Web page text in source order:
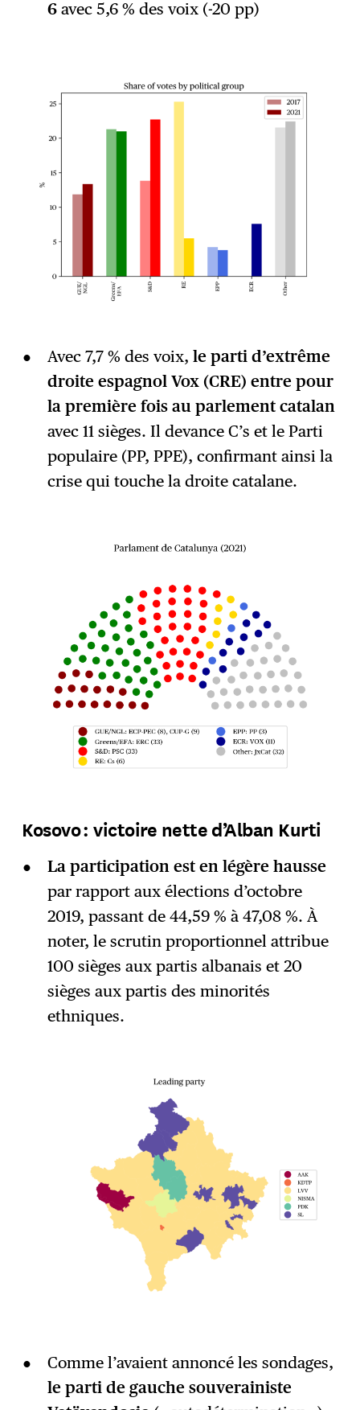
6avec 5,6 % des voix (-20 pp)
Avec 7,7 % des voix, le parti d’extrême
droite espagnol Vox (CRE) entre pour
la première fois au parlement catalan
avec 11 sièges. Il devance C’s et le Parti
populaire (PP, PPE), confirmant ainsi la
crise qui touche la droite catalane.
Kosovo : victoire nette d’Alban Kurti
La participation est en légère hausse
par rapport aux élections d’octobre
2019, passant de 44,59 % à 47,08 %. À
noter, le scrutin proportionnel attribue
100 sièges aux partis albanais et 20
sièges aux partis des minorités
ethniques.
Comme l’avaient annoncé les sondages,
le parti de gauche souverainiste